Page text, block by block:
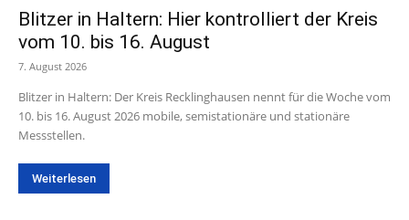
Blitzer in Haltern: Hier kontrolliert der Kreis
vom 10. bis 16. August
7. August 2026
Blitzer in Haltern: Der Kreis Recklinghausen nennt für die Woche vom
10. bis 16. August 2026 mobile, semistationäre und stationäre
Messstellen.
Weiterlesen